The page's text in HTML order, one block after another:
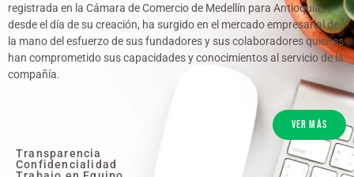
registrada en la Cámara de Comercio de Medellín para Antioquia,
desde el día de su creación, ha surgido en el mercado empresarial de
la mano del esfuerzo de sus fundadores y sus colaboradores quienes
han comprometido sus capacidades y conocimientos al servicio de la
compañía.
Ver más
Transparencia
Confidencialidad